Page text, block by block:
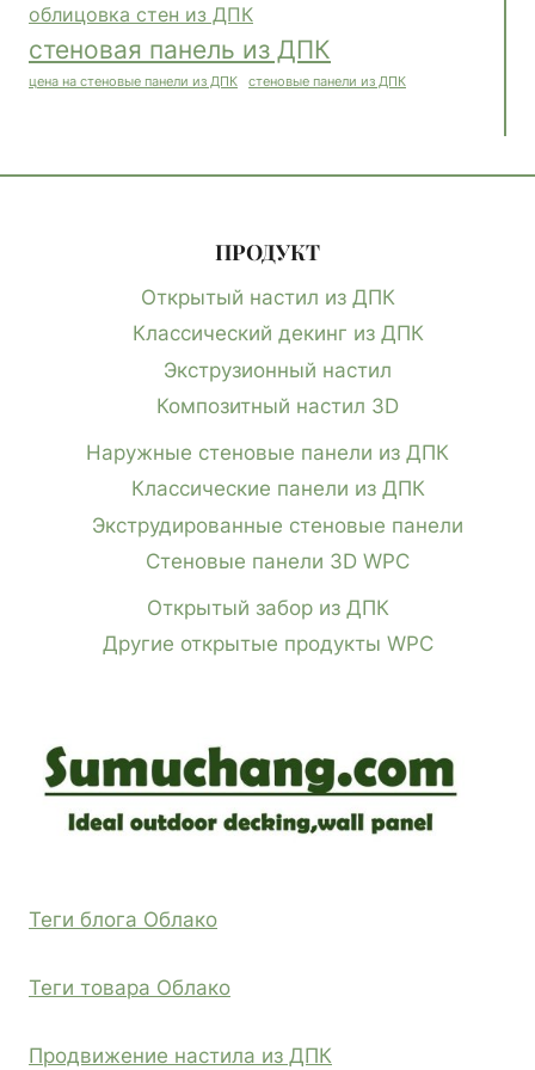
облицовка стен из ДПК
стеновая панель из ДПК
цена на стеновые панели из ДПК стеновые панели из ДПК
ПРОДУКТ
Открытый настил из ДПК
Классический декинг из ДПК
Экструзионный настил
Композитный настил 3D
Наружные стеновые панели из ДПК
Классические панели из ДПК
Экструдированные стеновые панели
Стеновые панели 3D WPC
Открытый забор из ДПК
Другие открытые продукты WPC
Теги блога Облако
Теги товара Облако
Продвижение настила из ДПК